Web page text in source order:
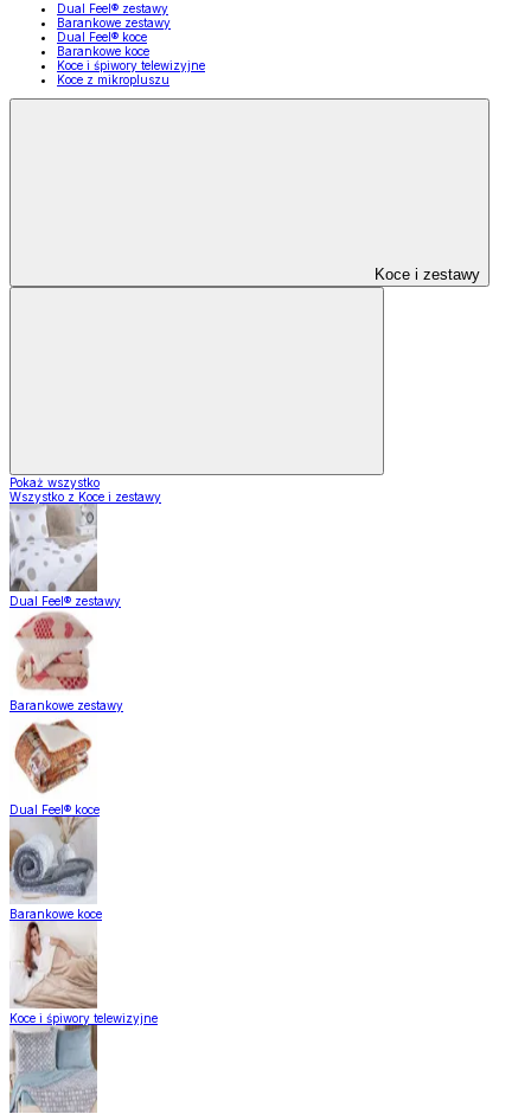
Dual Feel® zestawy
Barankowe zestawy
Dual Feel® koce
Barankowe koce
Koce i śpiwory telewizyjne
Koce z mikropluszu
Koce i zestawy
Pokaż wszystko
Wszystko z Koce i zestawy
Dual Feel® zestawy
Barankowe zestawy
Dual Feel® koce
Barankowe koce
Koce i śpiwory telewizyjne